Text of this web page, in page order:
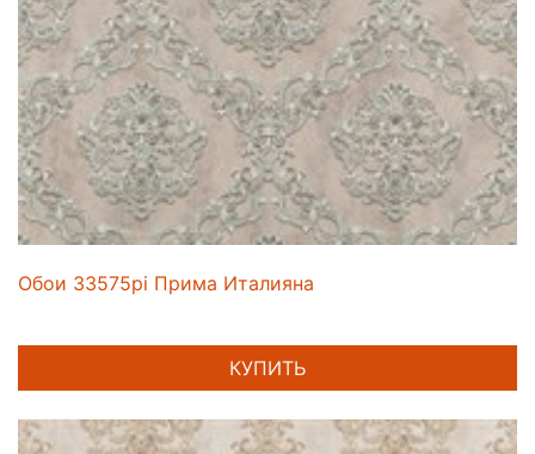
Обои 33575pi Прима Италияна
КУПИТЬ